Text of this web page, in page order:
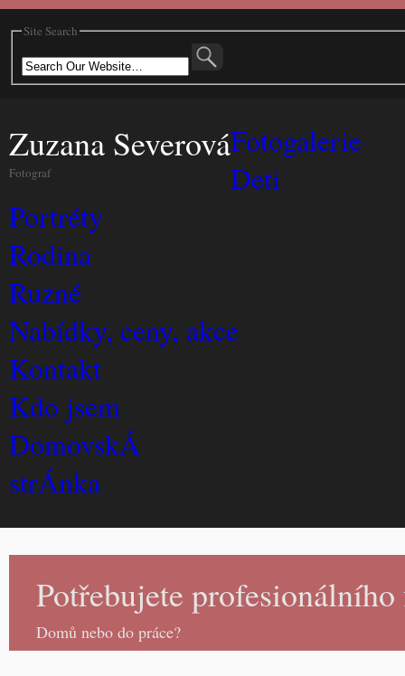
Site Search
Zuzana Severová
Fotograf
Fotogalerie
Deti
Portréty
Rodina
Ruzné
Nabídky, ceny, akce
Kontakt
Kdo jsem
DomovskÁ
strÁnka
Potřebujete
Domů nebo do práce?